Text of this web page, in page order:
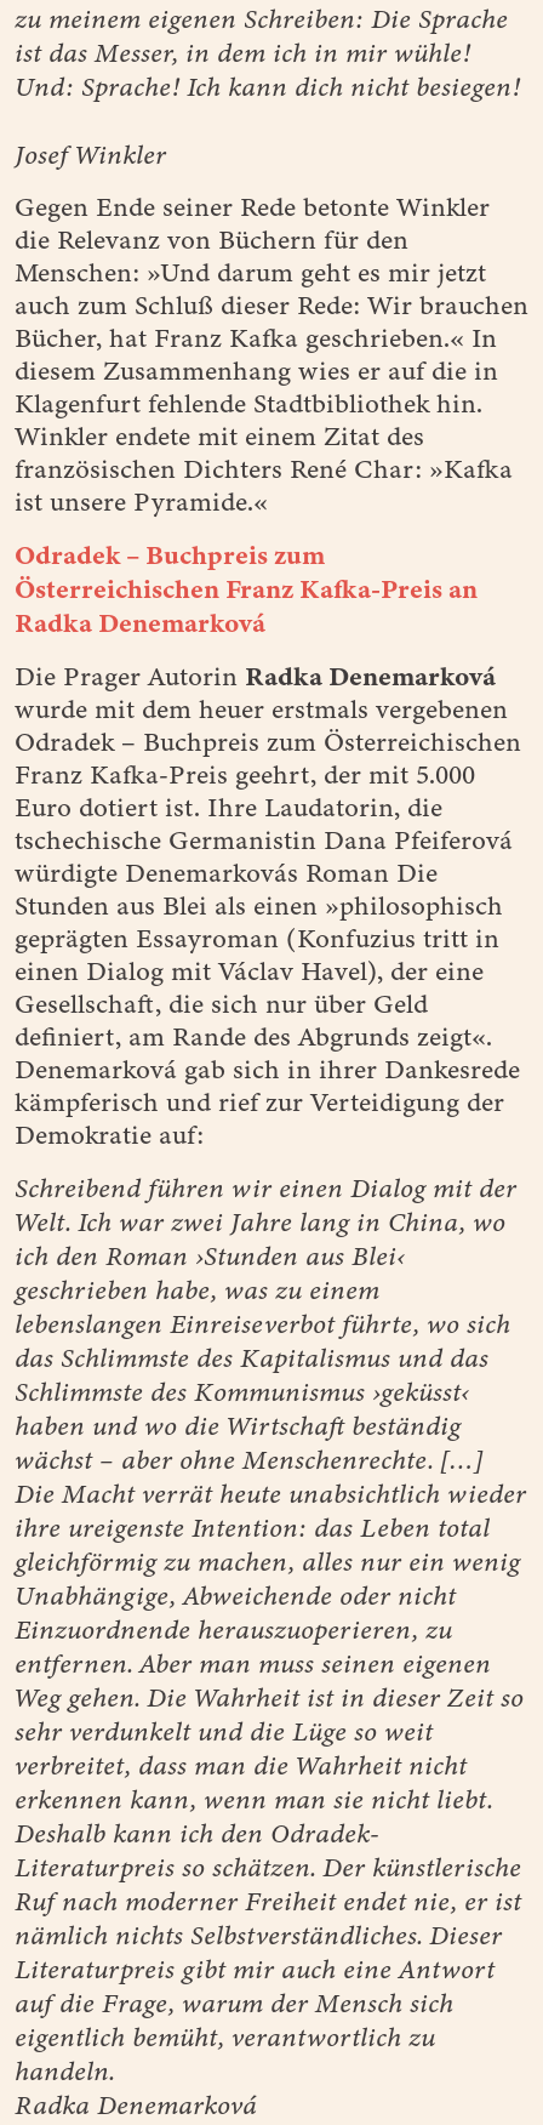
zu meinem eigenen Schreiben: Die Sprache
ist das Messer, in dem ich in mir wühle!
Und: Sprache! Ich kann dich nicht besiegen!
Josef Winkler
Gegen Ende seiner Rede betonte Winkler
die Relevanz von Büchern für den
Menschen: »Und darum geht es mir jetzt
auch zum Schluß dieser Rede: Wir brauchen
Bücher, hat Franz Kafka geschrieben.« In
diesem Zusammenhang wies er auf die in
Klagenfurt fehlende Stadtbibliothek hin.
Winkler endete mit einem Zitat des
französischen Dichters René Char: »Kafka
ist unsere Pyramide.«
Odradek – Buchpreis zum
Österreichischen Franz Kafka-Preis an
Radka Denemarková
Die Prager Autorin Radka Denemarková
wurde mit dem heuer erstmals vergebenen
Odradek – Buchpreis zum Österreichischen
Franz Kafka-Preis geehrt, der mit 5.000
Euro dotiert ist. Ihre Laudatorin, die
tschechische Germanistin Dana Pfeiferová
würdigte Denemarkovás Roman Die
Stunden aus Blei als einen »philosophisch
geprägten Essayroman (Konfuzius tritt in
einen Dialog mit Václav Havel), der eine
Gesellschaft, die sich nur über Geld
definiert, am Rande des Abgrunds zeigt«.
Denemarková gab sich in ihrer Dankesrede
kämpferisch und rief zur Verteidigung der
Demokratie auf:
Schreibend führen wir einen Dialog mit der
Welt. Ich war zwei Jahre lang in China, wo
ich den Roman ›Stunden aus Blei‹
geschrieben habe, was zu einem
lebenslangen Einreiseverbot führte, wo sich
das Schlimmste des Kapitalismus und das
Schlimmste des Kommunismus ›geküsst‹
haben und wo die Wirtschaft beständig
wächst – aber ohne Menschenrechte. […]
Die Macht verrät heute unabsichtlich wieder
ihre ureigenste Intention: das Leben total
gleichförmig zu machen, alles nur ein wenig
Unabhängige, Abweichende oder nicht
Einzuordnende herauszuoperieren, zu
entfernen. Aber man muss seinen eigenen
Weg gehen. Die Wahrheit ist in dieser Zeit so
sehr verdunkelt und die Lüge so weit
verbreitet, dass man die Wahrheit nicht
erkennen kann, wenn man sie nicht liebt.
Deshalb kann ich den Odradek-
Literaturpreis so schätzen. Der künstlerische
Ruf nach moderner Freiheit endet nie, er ist
nämlich nichts Selbstverständliches. Dieser
Literaturpreis gibt mir auch eine Antwort
auf die Frage, warum der Mensch sich
eigentlich bemüht, verantwortlich zu
handeln.
Radka Denemarková